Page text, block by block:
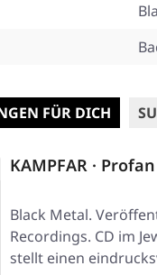
FÜR DICH
KAMPFAR ·
Black Metal.
Recordings. CD im
stellt einen